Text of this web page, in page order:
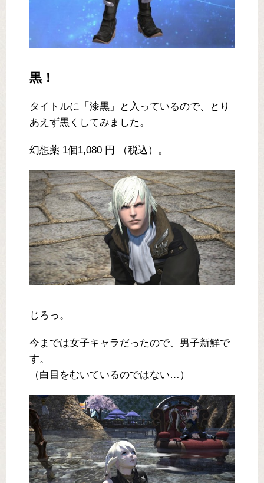
黒！
タイトルに「漆黒」と入っているので、とり
あえず黒くしてみました。
幻想薬 1個1,080 円 （税込）。
じろっ。
今までは女子キャラだったので、男子新鮮で
す。
（白目をむいているのではない…）